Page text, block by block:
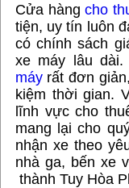
Cửa hàngcho
tiện, uy tín luôn
có chính sách
xe máy lâu
máyrất đơn
kiệm thời gian.
lĩnh vực cho
mang lại cho
nhận xe theo
nhà ga, bến xe
thành Tuy Hòa